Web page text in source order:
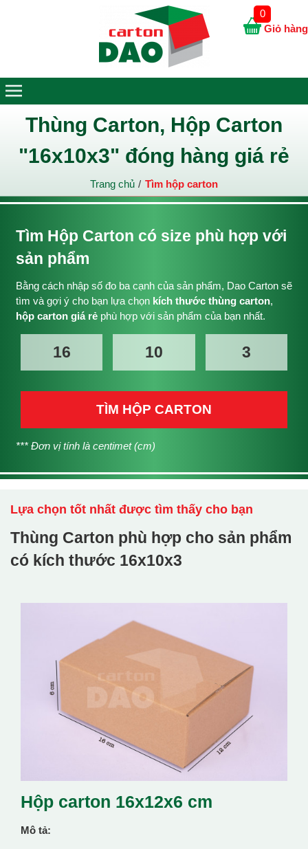
Thùng Carton, Hộp Carton
"16x10x3" đóng hàng giá rẻ
Trang chủ Tìm hộp carton
Tìm Hộp Carton có size phù hợp với
sản phẩm
Bằng cách nhập số đo ba cạnh của sản phẩm, Dao Carton sẽ
tìm và gợi ý cho bạn lựa chọn kích thước thùng carton,
hộp carton giá rẻphù hợp với sản phẩm của bạn nhất.
TÌM HỘP CARTON
*** Đơn vị tính là centimet (cm)
Lựa chọn tốt nhất được tìm thấy cho bạn
Thùng Carton phù hợp cho sản phẩm
có kích thước 16x10x3
Hộp carton 16x12x6 cm
Mô tả:
Giỏ hàng
0